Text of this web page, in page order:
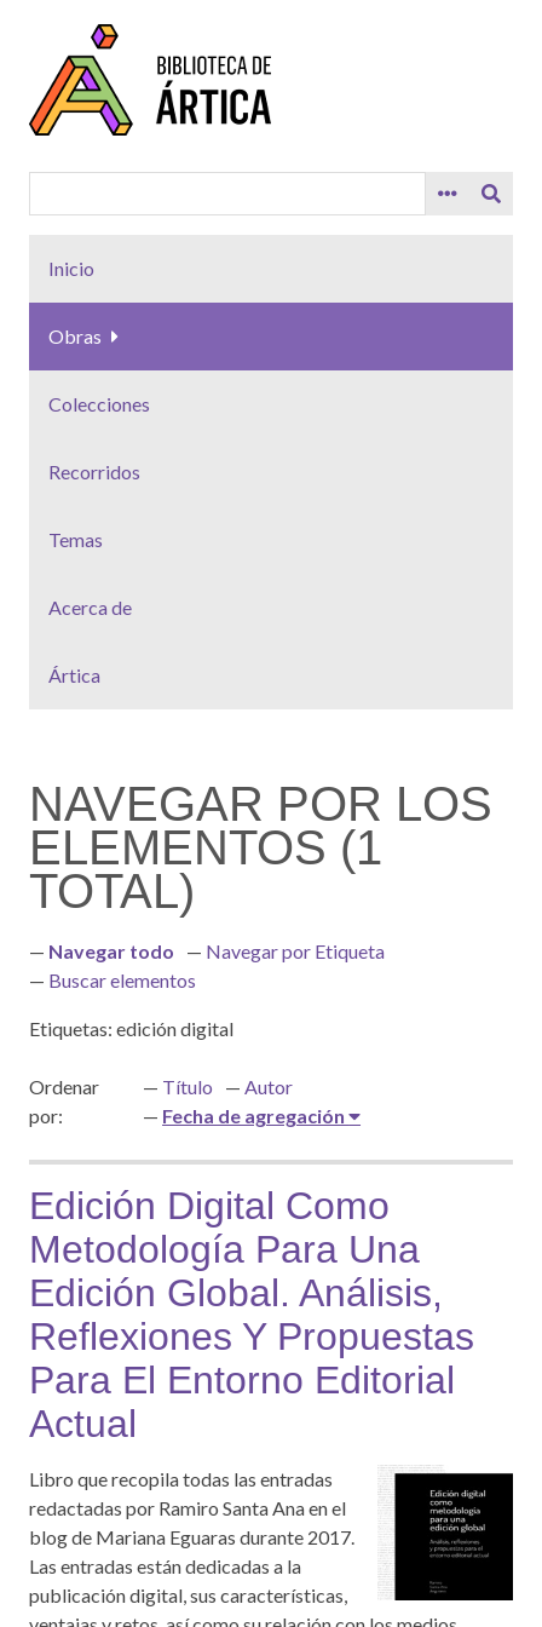
contenido
principal
Inicio
Obras
Colecciones
Recorridos
Temas
Acerca de
Ártica
NAVEGAR POR LOS
ELEMENTOS (1
TOTAL)
Navegar todo
Navegar por Etiqueta
Buscar elementos
Etiquetas: edición digital
Ordenar
por:
Título
Autor
Fecha de agregación
Edición Digital Como
Metodología Para Una
Edición Global. Análisis,
Reflexiones Y Propuestas
Para El Entorno Editorial
Actual
Libro que recopila todas las entradas
redactadas por Ramiro Santa Ana en el
blog de Mariana Eguaras durante 2017.
Las entradas están dedicadas a la
publicación digital, sus características,